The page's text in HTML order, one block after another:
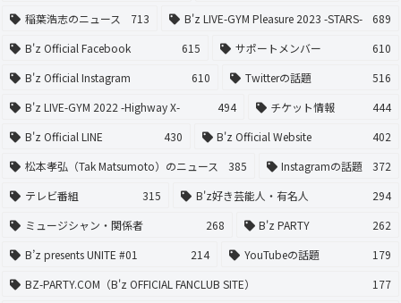
稲葉浩志のニュース
713 B'z LIVE-GYM Pleasure 2023 -STARS-
689
B'z Official Facebook
615 サポートメンバー
610
B'z Official Instagram
610 Twitterの話題
516
B'z LIVE-GYM 2022 -Highway X-
494 チケット情報
444
B'z Official LINE
430 B'z Official Website
402
松本孝弘（Tak Matsumoto）のニュース
385 Instagramの話題
372
テレビ番組
315 B'z好き芸能人・有名人
294
ミュージシャン・関係者
268 B'z PARTY
262
B’z presents UNITE #01
214 YouTubeの話題
179
BZ-PARTY.COM（B'z OFFICIAL FANCLUB SITE）
177